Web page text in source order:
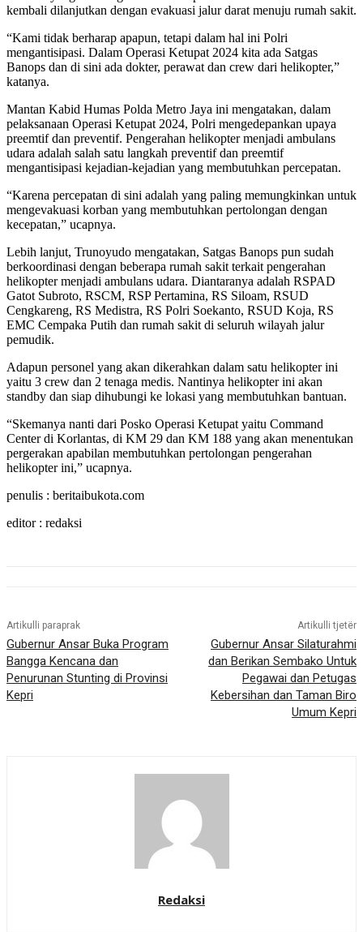
kembali dilanjutkan dengan evakuasi jalur darat menuju rumah sakit.
“Kami tidak berharap apapun, tetapi dalam hal ini Polri
mengantisipasi. Dalam Operasi Ketupat 2024 kita ada Satgas
Banops dan di sini ada dokter, perawat dan crew dari helikopter,”
katanya.
Mantan Kabid Humas Polda Metro Jaya ini mengatakan, dalam
pelaksanaan Operasi Ketupat 2024, Polri mengedepankan upaya
preemtif dan preventif. Pengerahan helikopter menjadi ambulans
udara adalah salah satu langkah preventif dan preemtif
mengantisipasi kejadian-kejadian yang membutuhkan percepatan.
“Karena percepatan di sini adalah yang paling memungkinkan untuk
mengevakuasi korban yang membutuhkan pertolongan dengan
kecepatan,” ucapnya.
Lebih lanjut, Trunoyudo mengatakan, Satgas Banops pun sudah
berkoordinasi dengan beberapa rumah sakit terkait pengerahan
helikopter menjadi ambulans udara. Diantaranya adalah RSPAD
Gatot Subroto, RSCM, RSP Pertamina, RS Siloam, RSUD
Cengkareng, RS Medistra, RS Polri Soekanto, RSUD Koja, RS
EMC Cempaka Putih dan rumah sakit di seluruh wilayah jalur
pemudik.
Adapun personel yang akan dikerahkan dalam satu helikopter ini
yaitu 3 crew dan 2 tenaga medis. Nantinya helikopter ini akan
standby dan siap dihubungi ke lokasi yang membutuhkan bantuan.
“Skemanya nanti dari Posko Operasi Ketupat yaitu Command
Center di Korlantas, di KM 29 dan KM 188 yang akan menentukan
pergerakan apabilan membutuhkan pertolongan pengerahan
helikopter ini,” ucapnya.
penulis : beritaibukota.com
editor : redaksi
Artikulli paraprak
Gubernur Ansar Buka Program
Bangga Kencana dan
Penurunan Stunting di Provinsi
Kepri
Artikulli tjetër
Gubernur Ansar Silaturahmi
dan Berikan Sembako Untuk
Pegawai dan Petugas
Kebersihan dan Taman Biro
Umum Kepri
Redaksi